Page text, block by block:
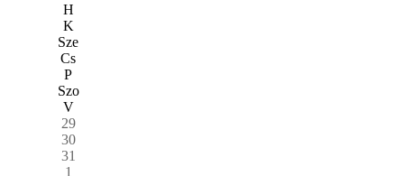
H
K
Sze
Cs
P
Szo
V
29
30
31
1